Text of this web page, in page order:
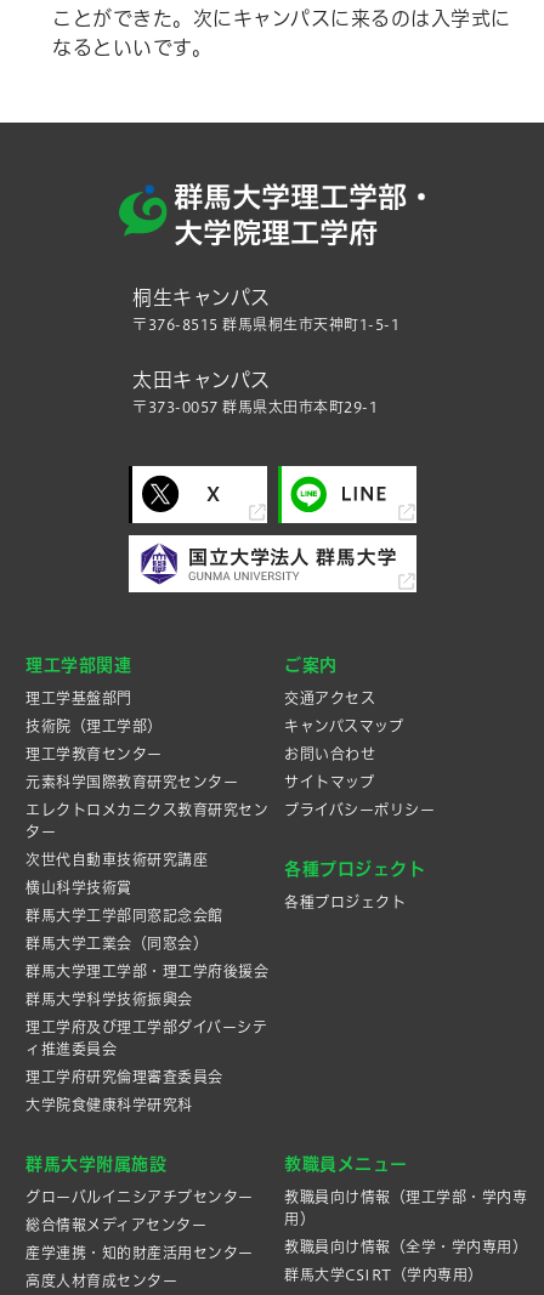
ことができた。次にキャンパスに来るのは入学式に
なるといいです。
桐生キャンパス
〒376-8515 群馬県桐生市天神町1-5-1
太田キャンパス
〒373-0057 群馬県太田市本町29-1
理工学部関連
理工学基盤部門
技術院（理工学部）
理工学教育センター
元素科学国際教育研究センター
エレクトロメカニクス教育研究セン
ター
次世代自動車技術研究講座
横山科学技術賞
群馬大学工学部同窓記念会館
群馬大学工業会（同窓会）
群馬大学理工学部・理工学府後援会
群馬大学科学技術振興会
理工学府及び理工学部ダイバーシテ
ィ推進委員会
理工学府研究倫理審査委員会
大学院食健康科学研究科
ご案内
交通アクセス
キャンパスマップ
お問い合わせ
サイトマップ
プライバシーポリシー
各種プロジェクト
各種プロジェクト
群馬大学附属施設
グローバルイニシアチブセンター
総合情報メディアセンター
産学連携・知的財産活⽤センター
高度人材育成センター
教職員メニュー
教職員向け情報（理工学部・学内専
用）
教職員向け情報（全学・学内専用）
群馬大学CSIRT（学内専用）